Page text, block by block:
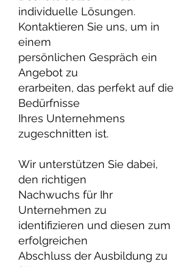
individuelle Lösungen.
Kontaktieren Sie uns, um in
einem
persönlichen Gespräch ein
Angebot zu
erarbeiten, das perfekt auf die
Bedürfnisse
Ihres Unternehmens
zugeschnitten ist.
Wir unterstützen Sie dabei,
den richtigen
Nachwuchs für Ihr
Unternehmen zu
identifizieren und diesen zum
erfolgreichen
Abschluss der Ausbildung zu